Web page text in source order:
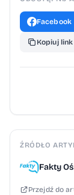
Facebook
Kopiuj link
ŹRÓDŁO
Fakty
Przejdź do